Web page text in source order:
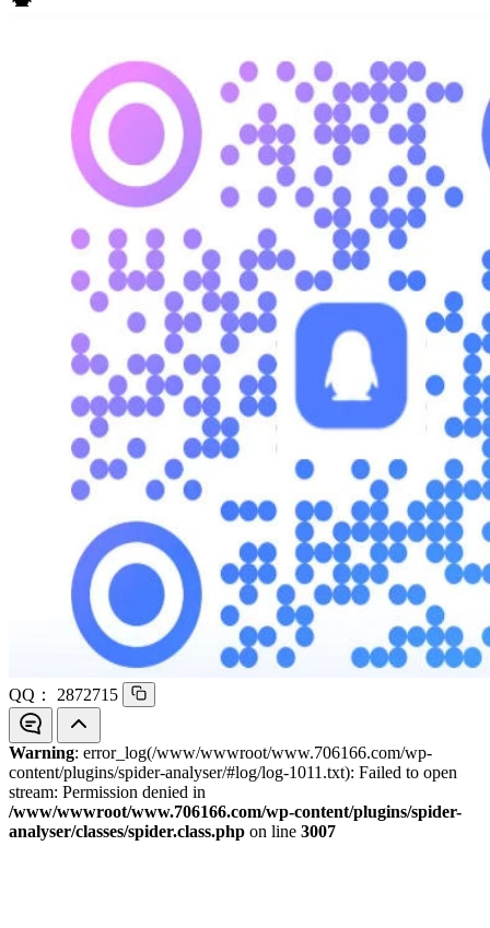
QQ： 2872715
Warning: error_log(/www/wwwroot/www.706166.com/wp-
content/plugins/spider-analyser/#log/log-1011.txt): Failed to open
stream: Permission denied in
/www/wwwroot/www.706166.com/wp-content/plugins/spider-
analyser/classes/spider.class.php on line 3007